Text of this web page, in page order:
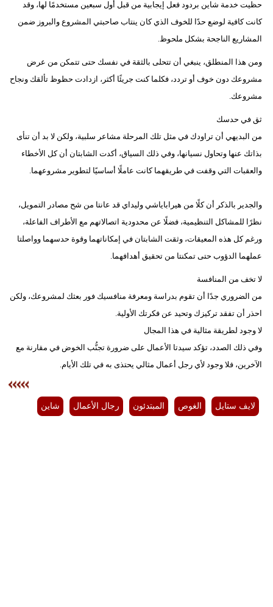
حظيت خدمة شاين بردود فعل إيجابية من قبل أول سبعين مستخدمًا لها، وقد
كانت كافية لوضع حدًا للخوف الذي كان ينتاب صاحبتي المشروع والبروز ضمن
المشاريع الناجحة بشكل ملحوظ.
ومن هذا المنطلق، ينبغي أن تتحلى بالثقة في نفسك حتى تتمكن من عرض
مشروعك دون خوف أو تردد، فكلما كنت جريئًا أكثر، ازدادت حظوظ تألقك ونجاح
مشروعك.
ثق في حدسك
من البديهي أن تراودك في مثل تلك المرحلة مشاعر سلبية، ولكن لا بد أن تنأى
بذاتك عنها وتحاول نسيانها، وفي ذلك السياق، أكدت الشابتان أن كل الأخطاء
والعقبات التي وقفت في طريقهما كانت عاملًا أساسيًا لتطوير مشروعهما.
والجدير بالذكر أن كلًا من هيراباياشي وليداي قد عانتا من شح مصادر التمويل،
نظرًا للمشاكل التنظيمية، فضلًا عن محدودية اتصالاتهم مع الأطراف الفاعلة،
ورغم كل هذه المعيقات، وثقت الشابتان في إمكاناتهما وقوة حدسهما وواصلتا
عملهما الدؤوب حتى تمكنتا من تحقيق أهدافهما.
لا تخف من المنافسة
من الضروري جدًا أن تقوم بدراسة ومعرفة منافسيك فور بعثك لمشروعك، ولكن
احذر أن تفقد تركيزك وتحيد عن فكرتك الأولية.
لا وجود لطريقة مثالية في هذا المجال
وفي ذلك الصدد، تؤكد سيدتا الأعمال على ضرورة تجنُّب الخوض في مقارنة مع
الآخرين، فلا وجود لأي رجل أعمال مثالي يحتذى به في تلك الأيام.
لايف ستايل الغوص المبتدئون رجال الأعمال شاين